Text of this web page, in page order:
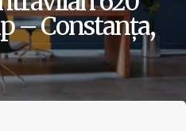
– Constanța,